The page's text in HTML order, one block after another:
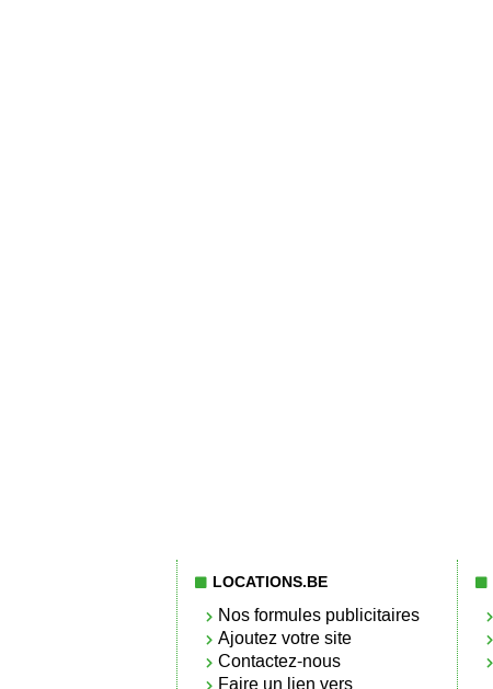
LOCATIONS.BE
Nos formules publicitaires
Ajoutez votre site
Contactez-nous
Faire un lien vers